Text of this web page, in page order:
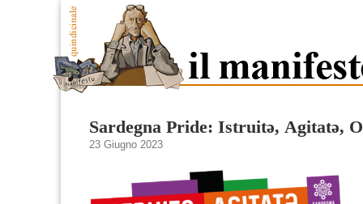
Sardegna Pride: Istruitə, Agitatə,
23 Giugno 2023